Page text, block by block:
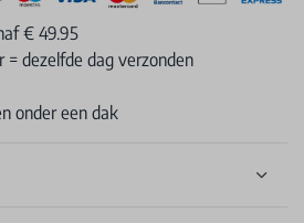
€ 49.95
= dezelfde dag verzonden
onder een dak